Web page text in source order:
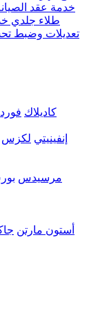
خدمة عقد
طلاء جلدي
تعديلات وضبط
كاديلاك فورد
إنفينيتي لكزس
مرسيدس
أستون مارتن